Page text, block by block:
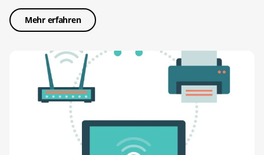
Mehr erfahren